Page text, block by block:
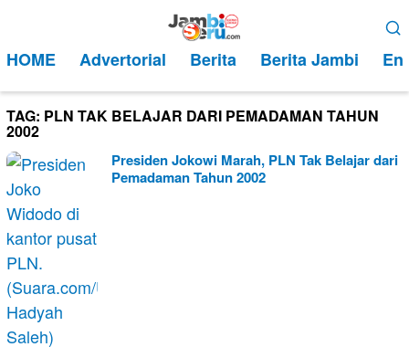
kontenMobile
HOME Advertorial Berita Berita Jambi
TAG: PLN TAK BELAJAR DARI PEMADAMAN TAHUN
2002
Presiden Jokowi Marah, PLN Tak Belajar dari
Pemadaman Tahun 2002